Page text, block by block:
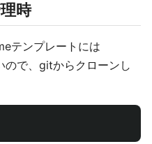
時
テンプレートには
で、gitからクローンし